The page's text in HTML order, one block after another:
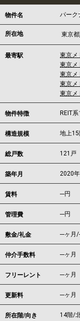
物件名 パーク
所在地 東京都
最寄駅 東京メ
東京メ
東京メ
東京メ
東京メ
物件特徴 REIT
構造規模 地上15
総戸数 121戸
築年月 2020
賃料 ---円
管理費 ---円
敷金/礼金 ---ヶ月/
仲介手数料 ---ヶ月
フリーレント ---ヶ月
更新料 ---ヶ月
所在階/向き 14階/